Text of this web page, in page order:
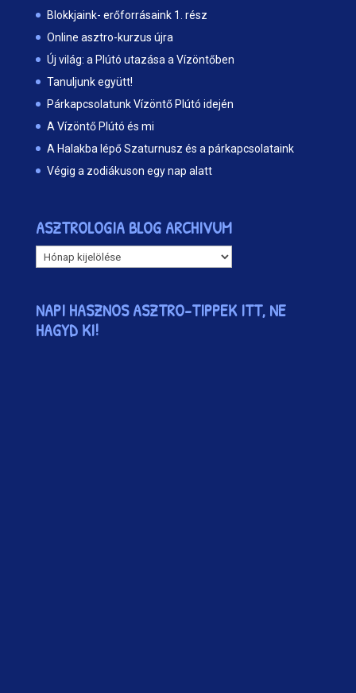
Blokkjaink- erőforrásaink 1. rész
Online asztro-kurzus újra
Új világ: a Plútó utazása a Vízöntőben
Tanuljunk együtt!
Párkapcsolatunk Vízöntő Plútó idején
A Vízöntő Plútó és mi
A Halakba lépő Szaturnusz és a párkapcsolataink
Végig a zodiákuson egy nap alatt
ASZTROLOGIA BLOG ARCHIVUM
ASZTROLOGIA
BLOG
NAPI HASZNOS ASZTRO-TIPPEK ITT, NE
HAGYD KI!